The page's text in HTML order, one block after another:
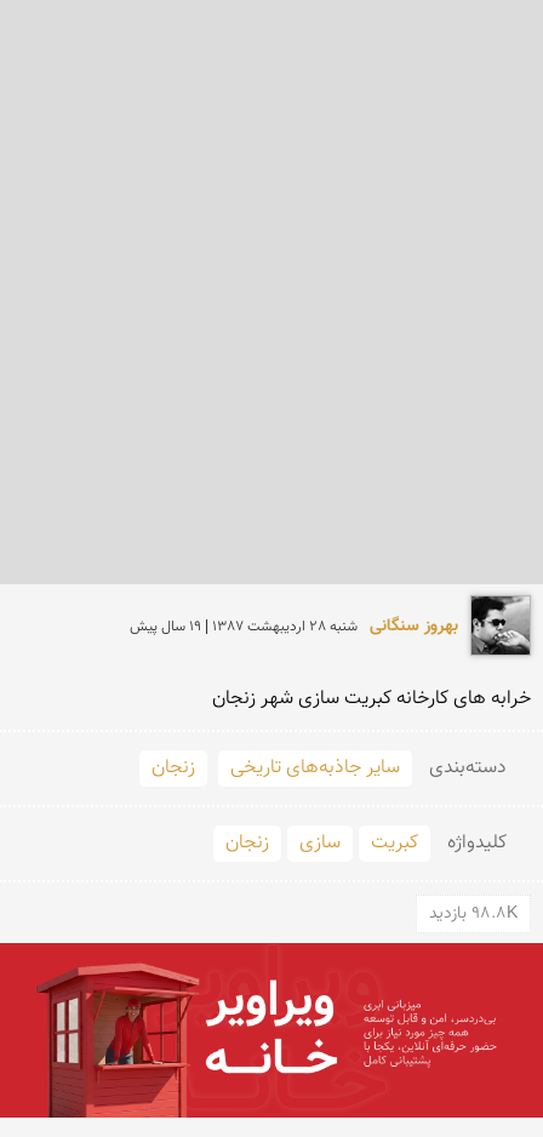
بهروز سنگانی شنبه 28 ارديبهشت 1387 | 19 سال پیش
خرابه های کارخانه کبریت سازی شهر زنجان
دسته‌بندی سایر جاذبه‌های تاریخی زنجان
کلید‌واژه کبریت سازی زنجان
98.8K بازدید